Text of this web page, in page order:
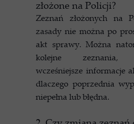
złożone na Policji?
Zeznań złożonych na
zasady nie można po
akt sprawy. Można
kolejne zeznania,
wcześniejsze informacje
dlaczego poprzednia
niepełna lub błędna.